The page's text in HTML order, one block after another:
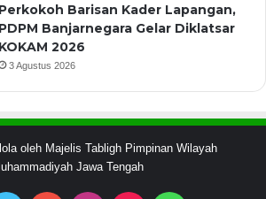
Perkokoh Barisan Kader Lapangan,
PDPM Banjarnegara Gelar Diklatsar
KOKAM 2026
3 Agustus 2026
oleh Majelis Tabligh Pimpinan Wilayah
Jawa Tengah